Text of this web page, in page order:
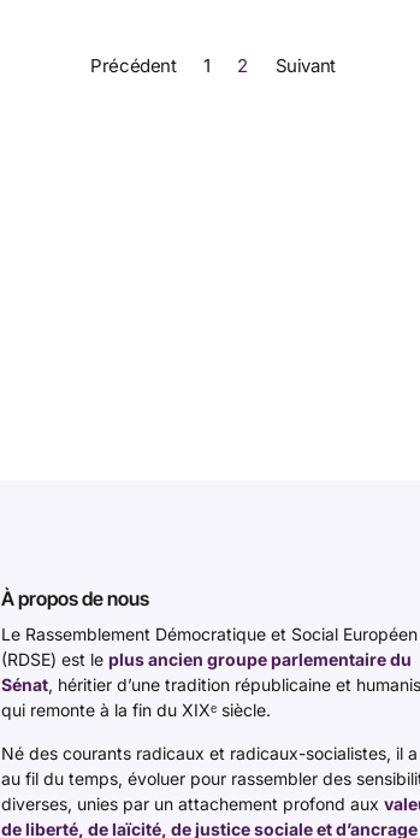
Précédent 1 2 Suivant
À propos de nous
Le Rassemblement Démocratique et Social Européen
(RDSE) est leplus ancien groupe parlementaire du
Sénat, héritier d’une tradition républicaine et
qui remonte à la fin du XIXᵉ siècle.
Né des courants radicaux et radicaux-socialistes, il a
au fil du temps, évoluer pour rassembler des
diverses, unies par un attachement profond aux
de liberté, de laïcité, de justice sociale et d’ancrage